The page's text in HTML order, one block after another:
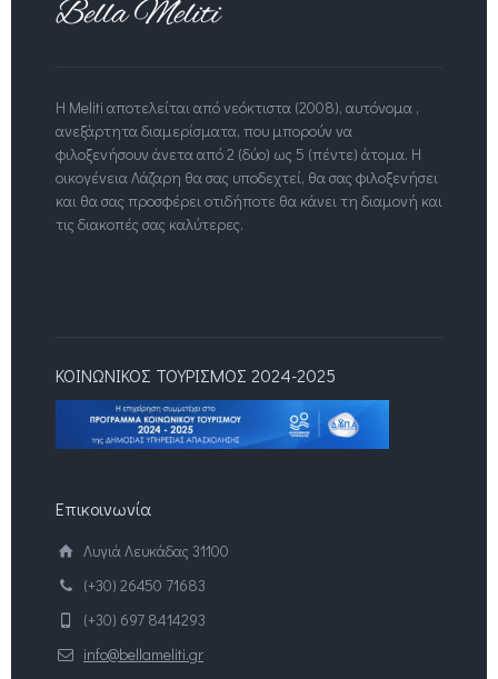
Η Meliti αποτελείται από νεόκτιστα (2008), αυτόνομα ,
ανεξάρτητα διαμερίσματα, που μπορούν να
φιλοξενήσουν άνετα από 2 (δύο) ως 5 (πέντε) άτομα. Η
οικογένεια Λάζαρη θα σας υποδεχτεί, θα σας φιλοξενήσει
και θα σας προσφέρει οτιδήποτε θα κάνει τη διαμονή και
τις διακοπές σας καλύτερες.
ΚΟΙΝΩΝΙΚΟΣ ΤΟΥΡΙΣΜΟΣ 2024-2025
Επικοινωνία
Λυγιά Λευκάδας 31100
(+30) 26450 71683
(+30) 697 8414293
info@bellameliti.gr